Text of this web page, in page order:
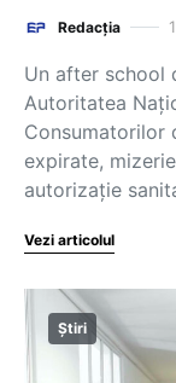
Redacția
Un after school
Autoritatea
Consumatorilor
expirate,
autorizaţie
Vezi articolul
Știri